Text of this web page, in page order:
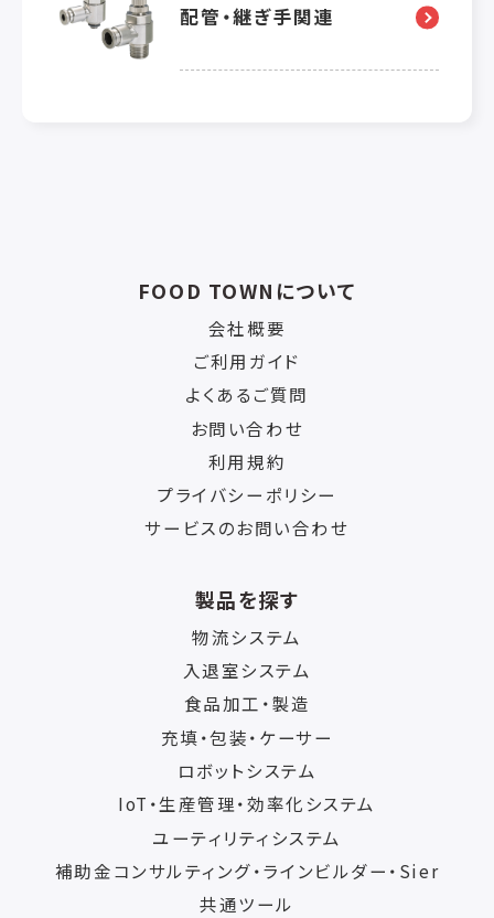
配管・継ぎ手関連
FOOD TOWNについて
会社概要
ご利用ガイド
よくあるご質問
お問い合わせ
利用規約
プライバシーポリシー
サービスのお問い合わせ
製品を探す
物流システム
入退室システム
食品加工・製造
充填・包装・ケーサー
ロボットシステム
IoT・生産管理・効率化システム
ユーティリティシステム
補助金コンサルティング・ラインビルダー・Sier
共通ツール